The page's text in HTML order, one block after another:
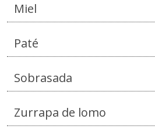
Miel
Paté
Sobrasada
Zurrapa de lomo